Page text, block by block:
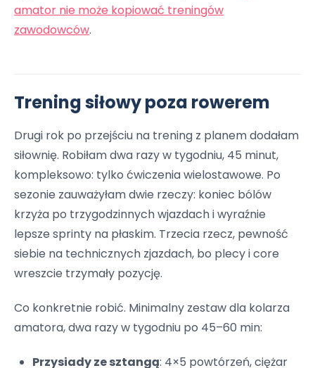
amator nie może kopiować treningów
zawodowców.
Trening siłowy poza rowerem
Drugi rok po przejściu na trening z planem dodałam
siłownię. Robiłam dwa razy w tygodniu, 45 minut,
kompleksowo: tylko ćwiczenia wielostawowe. Po
sezonie zauważyłam dwie rzeczy: koniec bólów
krzyża po trzygodzinnych wjazdach i wyraźnie
lepsze sprinty na płaskim. Trzecia rzecz, pewność
siebie na technicznych zjazdach, bo plecy i core
wreszcie trzymały pozycję.
Co konkretnie robić. Minimalny zestaw dla kolarza
amatora, dwa razy w tygodniu po 45–60 min:
Przysiady ze sztangą: 4×5 powtórzeń, ciężar